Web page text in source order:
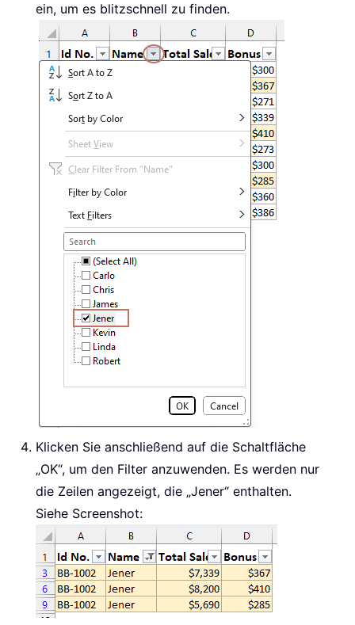
ein, um es blitzschnell zu finden.
Klicken Sie anschließend auf die Schaltfläche
„OK“, um den Filter anzuwenden. Es werden nur
die Zeilen angezeigt, die „Jener“ enthalten.
Siehe Screenshot: